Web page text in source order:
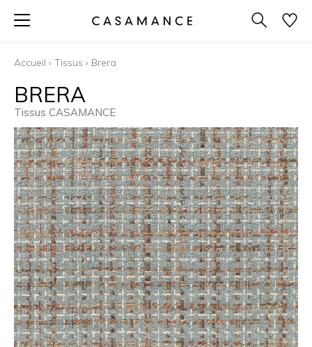
Accueil › Tissus › Brera
BRERA
Tissus CASAMANCE